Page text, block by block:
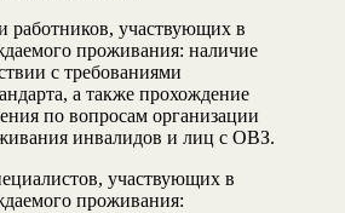
работников, участвующих в
проживания: наличие
с требованиями
а также прохождение
по вопросам организации
инвалидов и лиц с ОВЗ.
участвующих в
проживания: